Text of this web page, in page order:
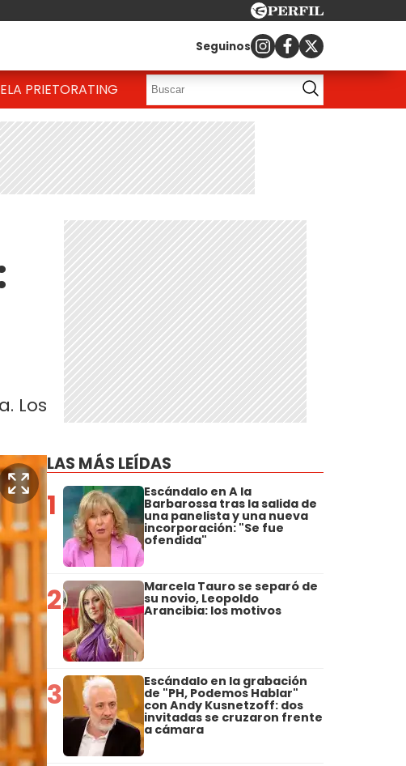
Seguinos
PRIETORATING
Los
LAS MÁS LEÍDAS
1 Escándalo en A la
Barbarossa tras la salida de
una panelista y una nueva
incorporación: "Se fue
ofendida"
2 Marcela Tauro se separó de
su novio, Leopoldo
Arancibia: los motivos
3 Escándalo en la grabación
de "PH, Podemos Hablar"
con Andy Kusnetzoff: dos
invitadas se cruzaron frente
a cámara